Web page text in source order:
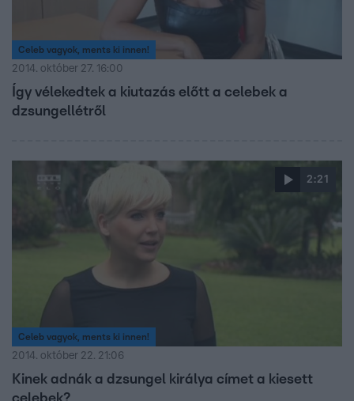
Celeb vagyok, ments ki innen!
2014. október 27. 16:00
Így vélekedtek a kiutazás előtt a celebek a
dzsungellétről
2:21
Celeb vagyok, ments ki innen!
2014. október 22. 21:06
Kinek adnák a dzsungel királya címet a kiesett